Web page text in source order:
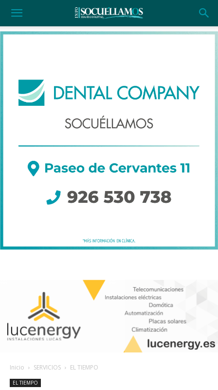
Inicio SERVICIOS EL TIEMPO
EL TIEMPO